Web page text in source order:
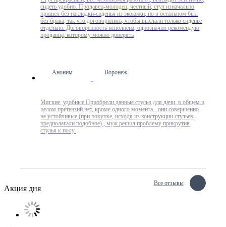
сидеть удобно. Продавец-молодец, честный, стул изначально
пришел без накладки-сиденья из экокожи, но в остальном был
без брака, так что договорились, чтобы выслали только сиденье
отдельно. Договоренность исполнена, однозначно рекомендую
продавца, которому можно доверять
Аноним Воронеж
Мягкие, удобные Приобрели данные стулья для дачи, в общем и
целом претензий нет, кроме одного момента - они совершенно
не устойчивые (при покупке, исходя из конструкции стульев,
предполагали подобное) , муж решил проблему прикрутив
стулья к полу.
Все отзывы
Акция дня